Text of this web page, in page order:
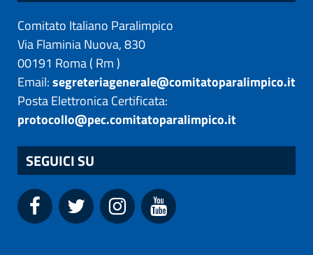
Comitato Italiano Paralimpico
Via Flaminia Nuova, 830
00191 Roma( Rm)
Email:segreteriagenerale@comitatoparalimpico.it
Posta Elettronica Certificata:
protocollo@pec.comitatoparalimpico.it
SEGUICI SU